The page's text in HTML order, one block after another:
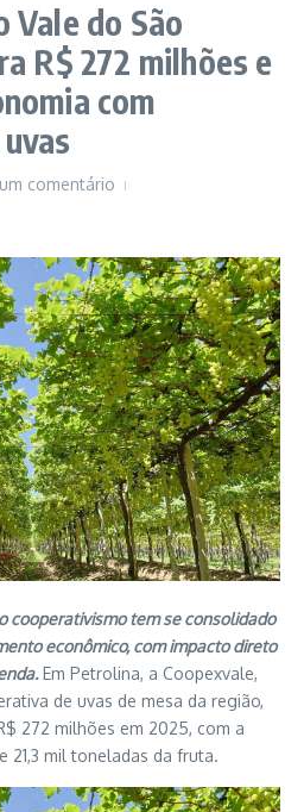
Vale do São
R$ 272 milhões e
com
comentário
cooperativismo tem se consolidado
econômico, com impacto direto
Em Petrolina, a Coopexvale,
de uvas de mesa da região,
272 milhões em 2025, com a
21,3 mil toneladas da fruta.